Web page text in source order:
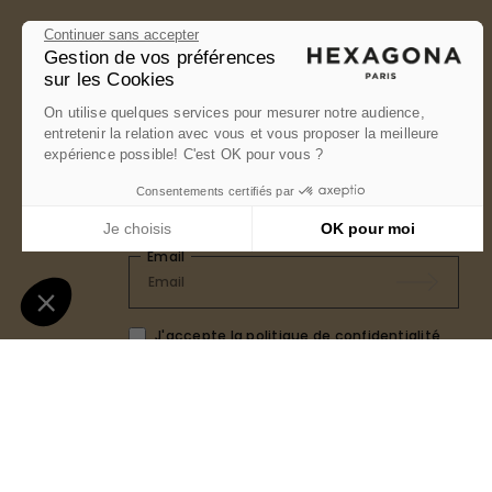
NEWSLETTER
Inscrivez-vous à notre newsletter et
profiter de 10% de réduction sur votre
première commande.
Email
J'accepte lapolitique de confidentialité
Continuer sans accepter
Gestion de vos préférences
sur les Cookies
On utilise quelques services pour mesurer notre audience,
entretenir la relation avec vous et vous proposer la meilleure
expérience possible! C'est OK pour vous ?
Consentements certifiés par
Je choisis OK pour moi
Plateforme de Gestion du Consentement :
Notre plateforme vous permet d'adapter et de gérer